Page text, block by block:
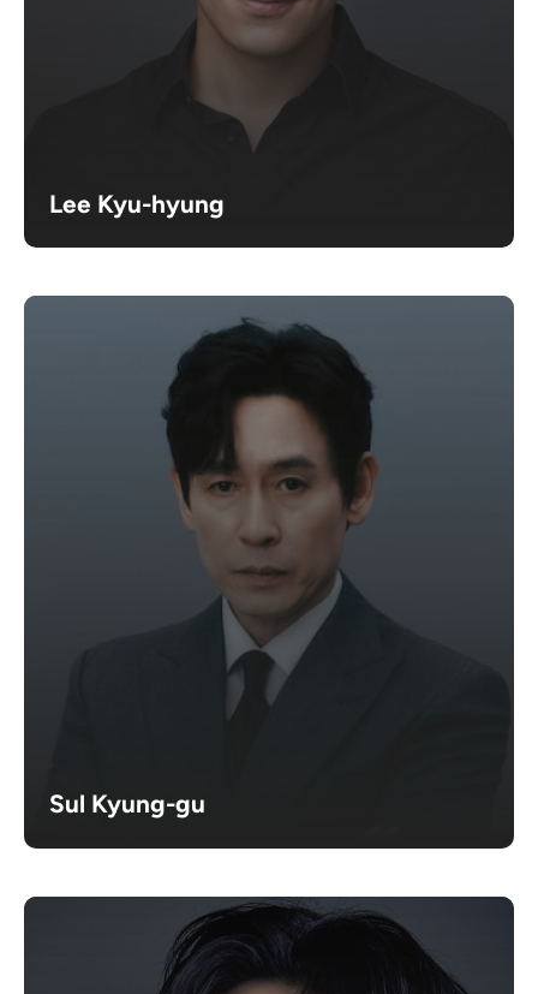
Lee Kyu-hyung
Sul Kyung-gu